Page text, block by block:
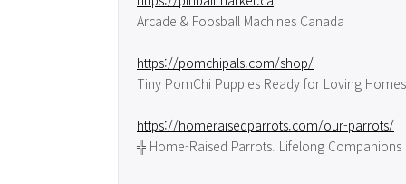
Arcade & Foosball Machines Canada
https://pomchipals.com/shop/
Tiny PomChi Puppies Ready for Loving Homes
https://homeraisedparrots.com/our-parrots/
╬ Home-Raised Parrots. Lifelong Companions